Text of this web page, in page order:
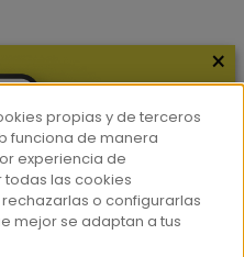
Consumer
×
propias y de terceros
funciona de manera
experiencia de
las cookies
o configurarlas
mejor se adaptan a tus